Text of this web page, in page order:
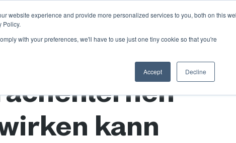
website experience and provide more personalized services to you, both on this
Policy.
with your preferences, we'll have to use just one tiny cookie so that you're
Accept Decline
Ressourcen Partnerschaften DEMO BUCHEN
kann